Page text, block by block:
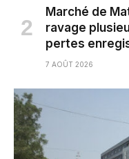
Marché de
ravage
pertes
7 AOÛT 2026